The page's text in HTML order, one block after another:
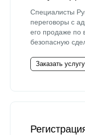
Специалисты
переговоры с
его продаже по
безопасную
Заказать услугу